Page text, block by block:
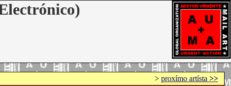
> proxímo artísta >>